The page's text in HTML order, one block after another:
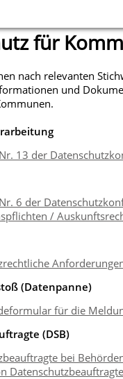
für
nach relevanten
und
13 der
6 der
/
(Datenpanne)
für die
(DSB)
bei